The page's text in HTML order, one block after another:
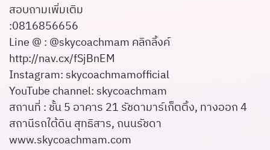
สอบถามเพิ่มเติม
:0816856656
Line @ : @skycoachmam คลิกลิ้งค์
http://nav.cx/fSjBnEM
Instagram: skycoachmamofficial
YouTube channel: skycoachmam
สถานที่ : ชั้น 5 อาคาร 21 รัชดามาร์เก็ตติ้ง, ทางออก 4
สถานีรถใต้ดิน สุทธิสาร, ถนนรัชดา
www.skycoachmam.com